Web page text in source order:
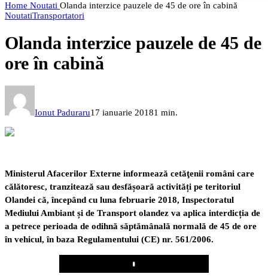
Home Noutati Olanda interzice pauzele de 45 de ore în cabină
NoutatiTransportatori
Olanda interzice pauzele de 45 de
ore în cabină
Ionut Paduraru17 ianuarie 20181 min.
Ministerul Afacerilor Externe informează cetăţenii români care
călătoresc, tranzitează sau desfășoară activități pe teritoriul
Olandei că, începând cu luna februarie 2018, Inspectoratul
Mediului Ambiant și de Transport olandez va aplica interdicția de
a petrece perioada de odihnă săptămânală normală de 45 de ore
în vehicul, în baza Regulamentului (CE) nr. 561/2006.
Play